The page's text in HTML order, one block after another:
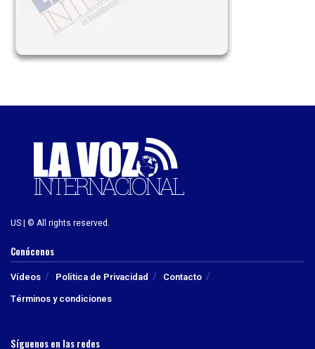
US | © All rights reserved.
Conócenos
Vídeos Política de Privacidad
Contacto
Términos y condiciones
Síguenos en las redes